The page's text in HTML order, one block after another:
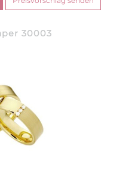
30003